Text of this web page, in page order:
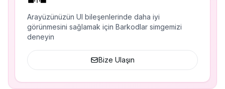
Arayüzünüzün UI bileşenlerinde daha iyi
görünmesini sağlamak için Barkodlar simgemizi
deneyin
Bize Ulaşın